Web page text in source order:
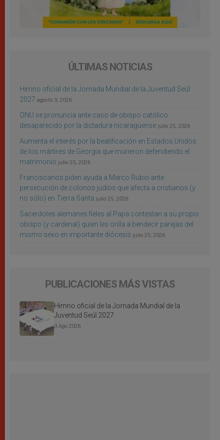
ÚLTIMAS NOTICIAS
Himno oficial de la Jornada Mundial de la Juventud Seúl
2027 agosto 3, 2026
ONU se pronuncia ante caso de obispo católico
desaparecido por la dictadura nicaragüense julio 25, 2026
Aumenta el interés por la beatificación en Estados Unidos
de los mártires de Georgia que murieron defendiendo el
matrimonio julio 25, 2026
Franciscanos piden ayuda a Marco Rubio ante
persecución de colonos judíos que afecta a cristianos (y
no sólo) en Tierra Santa julio 25, 2026
Sacerdotes alemanes fieles al Papa contestan a su propio
obispo (y cardenal) quien les orilla a bendecir parejas del
mismo sexo en importante diócesis julio 25, 2026
PUBLICACIONES MÁS VISTAS
Himno oficial de la Jornada Mundial de la
Juventud Seúl 2027
3 Ago 2026